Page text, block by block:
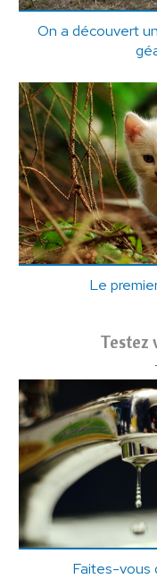
On a découvert
Le
Testez
Faites-vous